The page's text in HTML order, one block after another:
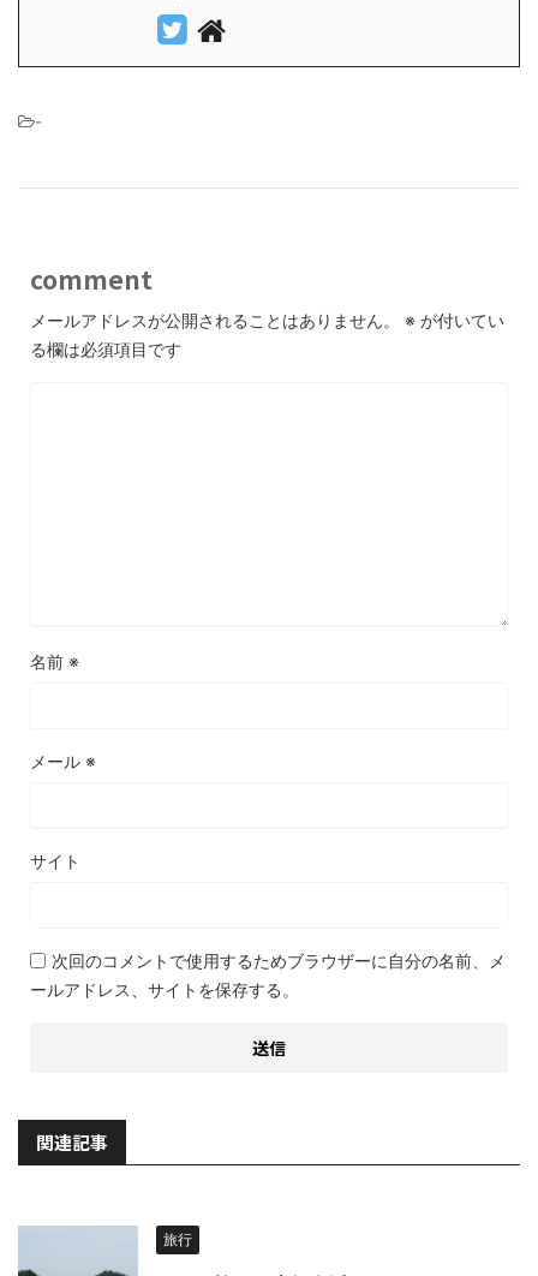
-
comment
メールアドレスが公開されることはありません。 ※ が付いてい
る欄は必須項目です
名前 ※
メール ※
サイト
次回のコメントで使用するためブラウザーに自分の名前、メ
ールアドレス、サイトを保存する。
関連記事
旅行